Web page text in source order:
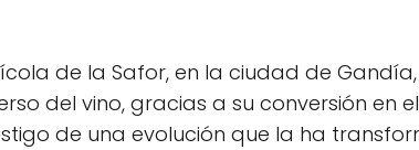
de la Safor, en la ciudad de
del vino, gracias a su conversión en
de una evolución que la ha